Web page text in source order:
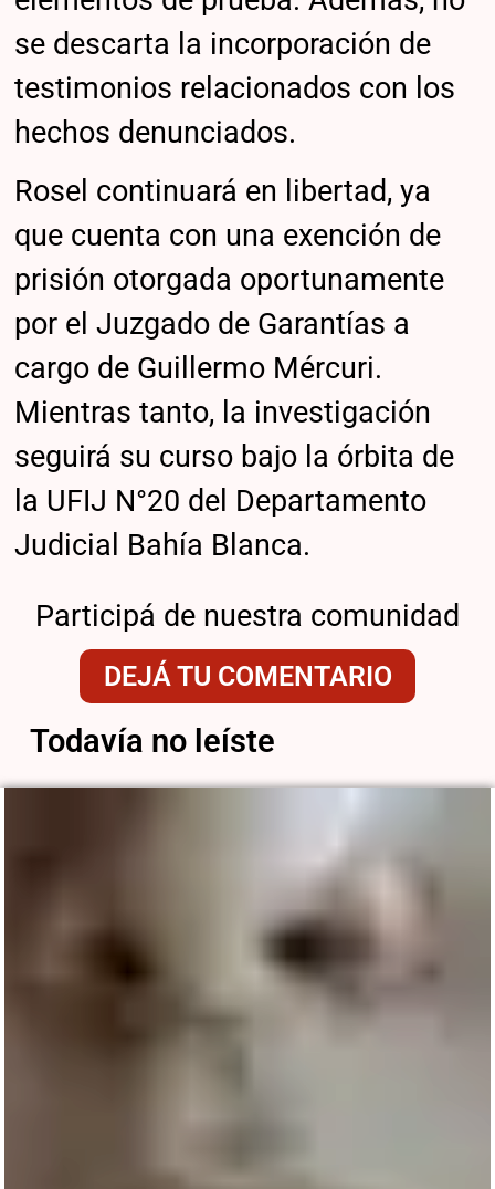
se descarta la incorporación de
testimonios relacionados con los
hechos denunciados.
Rosel continuará en libertad, ya
que cuenta con una exención de
prisión otorgada oportunamente
por el Juzgado de Garantías a
cargo de Guillermo Mércuri.
Mientras tanto, la investigación
seguirá su curso bajo la órbita de
la UFIJ N°20 del Departamento
Judicial Bahía Blanca.
Participá de nuestra comunidad
DEJÁ TU COMENTARIO
Todavía no leíste